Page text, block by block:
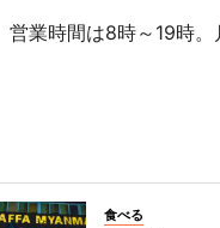
営業時間は8時～19時。
食べる